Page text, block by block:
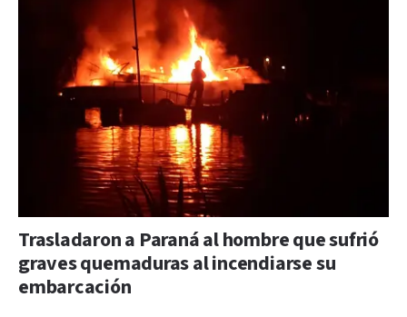
Trasladaron a Paraná al hombre que sufrió
graves quemaduras al incendiarse su
embarcación